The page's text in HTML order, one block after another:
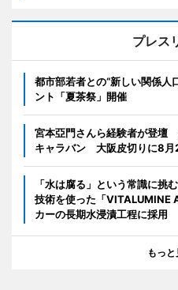
プレス
都市部若者との“新しい関係人
ント「夏茶祭」開催
宮本亞門さんら経験者が登壇
キャラバン 大阪皮切りに8月
「水は腐る」という常識に挑
技術を使った「VITALUMINE
カーの長期水浸漬工程に採用
もっと